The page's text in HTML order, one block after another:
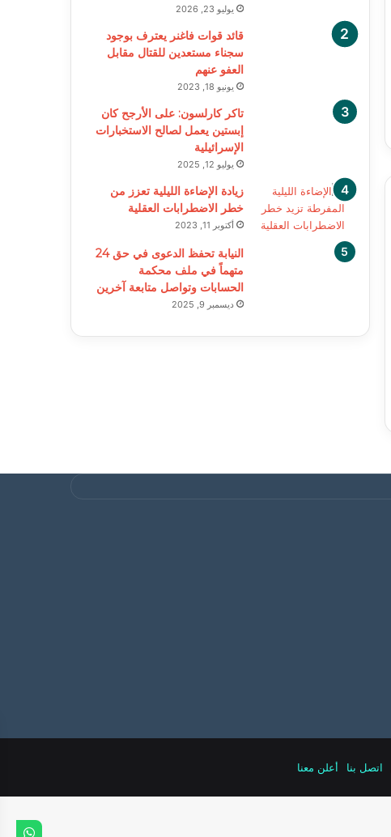
يوليو 23, 2026
قائد قوات فاغنر يعترف بوجود
سجناء مستعدين للقتال مقابل
العفو عنهم
يونيو 18, 2023
تاكر كارلسون: على الأرجح كان
إبستين يعمل لصالح الاستخبارات
الإسرائيلية
يوليو 12, 2025
زيادة الإضاءة الليلية تعزز من
خطر الاضطرابات العقلية
أكتوبر 11, 2023
النيابة تحفظ الدعوى في حق 24
متهماً في ملف محكمة
الحسابات وتواصل متابعة آخرين
ديسمبر 9, 2025
اتصل بنا أعلن معنا